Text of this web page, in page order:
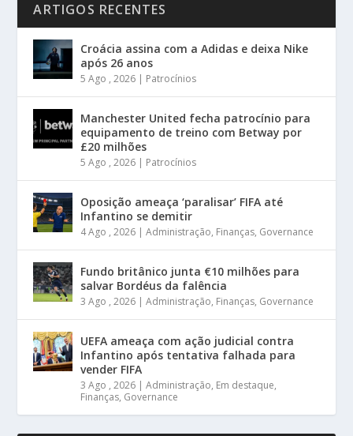
ARTIGOS RECENTES
Croácia assina com a Adidas e deixa Nike
após 26 anos
5 Ago , 2026 | Patrocínios
Manchester United fecha patrocínio para
equipamento de treino com Betway por
£20 milhões
5 Ago , 2026 | Patrocínios
Oposição ameaça ‘paralisar’ FIFA até
Infantino se demitir
4 Ago , 2026 |Administração, Finanças, Governance
Fundo britânico junta €10 milhões para
salvar Bordéus da falência
3 Ago , 2026 |Administração, Finanças, Governance
UEFA ameaça com ação judicial contra
Infantino após tentativa falhada para
vender FIFA
3 Ago , 2026 |Administração, Em destaque,
Finanças, Governance